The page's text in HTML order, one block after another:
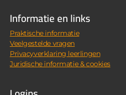
Informatie en links
Praktische informatie
Veelgestelde vragen
Privacyverklaring leerlingen
Juridische informatie & cookies